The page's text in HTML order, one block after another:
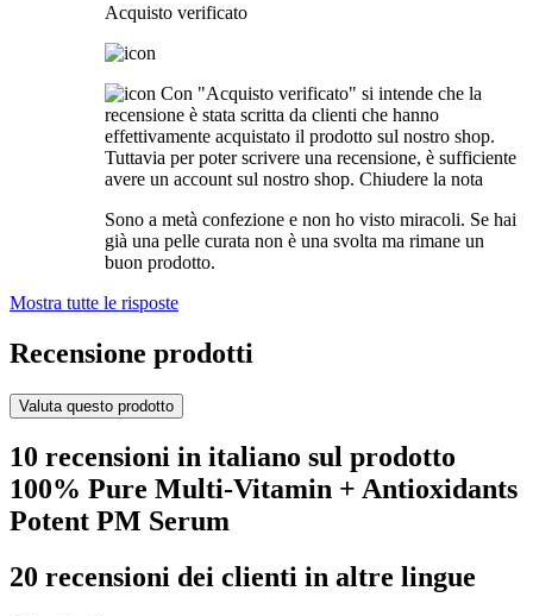
Acquisto verificato
Con "Acquisto verificato" si intende che la
recensione è stata scritta da clienti che hanno
effettivamente acquistato il prodotto sul nostro shop.
Tuttavia per poter scrivere una recensione, è sufficiente
avere un account sul nostro shop. Chiudere la nota
Sono a metà confezione e non ho visto miracoli. Se hai
già una pelle curata non è una svolta ma rimane un
buon prodotto.
Mostra tutte le risposte
Recensione prodotti
Valuta questo prodotto
10 recensioni in italiano sul prodotto
100% Pure Multi-Vitamin + Antioxidants
Potent PM Serum
20 recensioni dei clienti in altre lingue